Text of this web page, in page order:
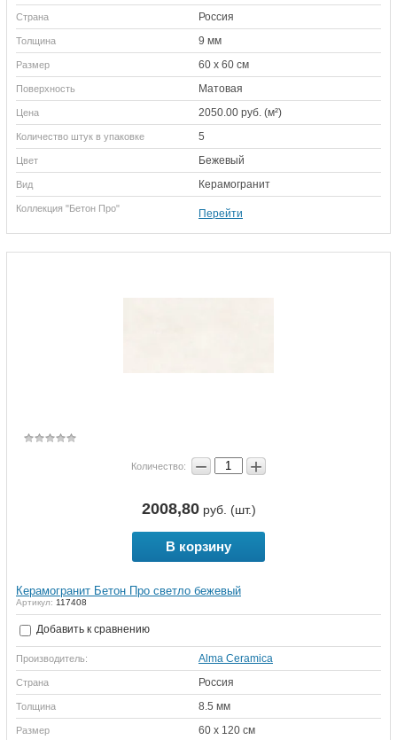
Страна Россия
Толщина 9 мм
Размер 60 х 60 см
Поверхность Матовая
Цена 2050.00 руб. (м²)
Количество штук в упаковке 5
Цвет Бежевый
Вид Керамогранит
Коллекция "Бетон Про" Перейти
Количество: − +
2008,80руб. (шт.)
В корзину
Керамогранит Бетон Про светло бежевый
Артикул: 117408
Добавить к сравнению
Производитель: Alma Ceramica
Страна Россия
Толщина 8.5 мм
Размер 60 х 120 см